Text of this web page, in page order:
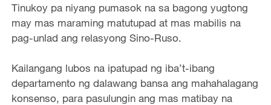
Tinukoy pa niyang pumasok na sa bagong yugtong
may mas maraming matutupad at mas mabilis na
pag-unlad ang relasyong Sino-Ruso.
Kailangang lubos na ipatupad ng iba’t-ibang
departamento ng dalawang bansa ang mahahalagang
konsenso, para pasulungin ang mas matibay na